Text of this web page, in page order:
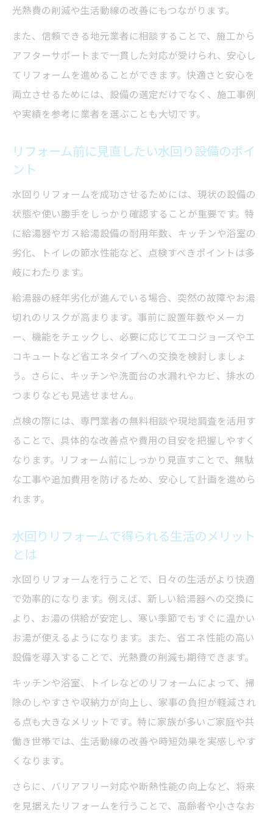
補助金を活用した水回り設備更新のポイント
水回りリフォームで使える補助金の基礎知
識
給湯器交換時に役立つ補助金情報と申請の
流れ
補助金を活用した水回りリフォームの進め
水回りリフォーム費用を抑えるコツと制度
給湯器導入における補助金申請のポイント
給湯器の種類と特徴を選び方の視点で比較
長く使える給湯器を選ぶための基礎知識
水回りリフォーム時の給湯器交換タイミン
グ
浴室やキッチンを安心できる空間に整えるコツ
水回りリフォームで浴室を快適に仕上げる
方法
キッチンの水回りリフォームで使いやすさ
給湯器と連携した水回りリフォームの事例
家族が安心する水回りのリフォームポイン
ト
光熱費削減を目指す水回りリフォームの秘訣
水回りリフォームで実現する光熱費削減の
コツ
省エネ給湯器導入が光熱費に与える効果
水回りリフォームによる家計へのメリット
賢く選ぶ給湯器と水回りリフォームの関係
光熱費の削減や生活動線の改善にもつながります。
また、信頼できる地元業者に相談することで、施工から
アフターサポートまで一貫した対応が受けられ、安心し
てリフォームを進めることができます。快適さと安心を
両立させるためには、設備の選定だけでなく、施工事例
や実績を参考に業者を選ぶことも大切です。
リフォーム前に見直したい水回り設備のポイ
ント
水回りリフォームを成功させるためには、現状の設備の
状態や使い勝手をしっかり確認することが重要です。特
に給湯器やガス給湯設備の耐用年数、キッチンや浴室の
劣化、トイレの節水性能など、点検すべきポイントは多
岐にわたります。
給湯器の経年劣化が進んでいる場合、突然の故障やお湯
切れのリスクが高まります。事前に設置年数やメーカ
ー、機能をチェックし、必要に応じてエコジョーズやエ
コキュートなど省エネタイプへの交換を検討しましょ
う。さらに、キッチンや洗面台の水漏れやカビ、排水の
つまりなども見逃せません。
点検の際には、専門業者の無料相談や現地調査を活用す
ることで、具体的な改善点や費用の目安を把握しやすく
なります。リフォーム前にしっかり見直すことで、無駄
な工事や追加費用を防げるため、安心して計画を進めら
れます。
水回りリフォームで得られる生活のメリット
とは
水回りリフォームを行うことで、日々の生活がより快適
で効率的になります。例えば、新しい給湯器への交換に
より、お湯の供給が安定し、寒い季節でもすぐに温かい
お湯が使えるようになります。また、省エネ性能の高い
設備を導入することで、光熱費の削減も期待できます。
キッチンや浴室、トイレなどのリフォームによって、掃
除のしやすさや収納力が向上し、家事の負担が軽減され
る点も大きなメリットです。特に家族が多いご家庭や共
働き世帯では、生活動線の改善や時短効果を実感しやす
くなります。
さらに、バリアフリー対応や断熱性能の向上など、将来
を見据えたリフォームを行うことで、高齢者や小さなお